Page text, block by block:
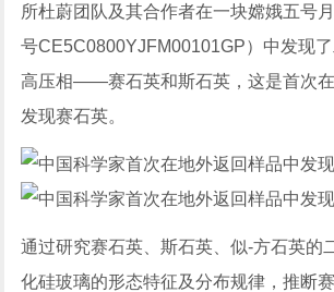
所杜蔚团队及其合作者在一块嫦娥五号
号CE5C0800YJFM00101GP）中发现
高压相——赛石英和斯石英，这是首次
发现赛石英。
通过研究赛石英、斯石英、似-方石英的
化硅玻璃的形态特征及分布规律，推断